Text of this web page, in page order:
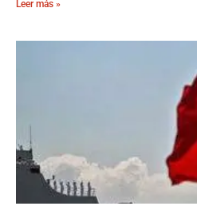
Leer más »